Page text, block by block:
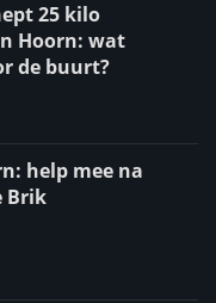
25 kilo
Hoorn: wat
de buurt?
help mee na
Brik